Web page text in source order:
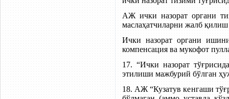
АЖ ички назорат органи
маслаҳатчиларни жалб қилиш
Ички назорат органи
компенсация ва мукофот
17. “Ички назорат
этилиши мажбурий бўлган
18. АЖ “Кузатув кенгаши